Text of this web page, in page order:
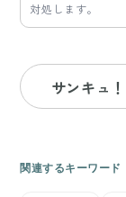
対処します。
サンキュ
関連するキーワード